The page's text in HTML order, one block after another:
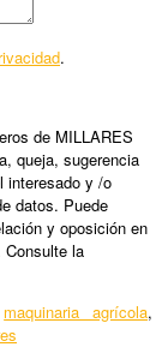
.
de MILLARES
queja, sugerencia
interesado y /o
datos. Puede
y oposición en
Consulte la
maquinaria agrícola,